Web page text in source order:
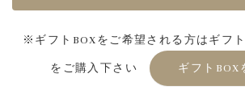
※ギフトBOXをご希望される方はギフ
をご購入下さい ギフトBOX